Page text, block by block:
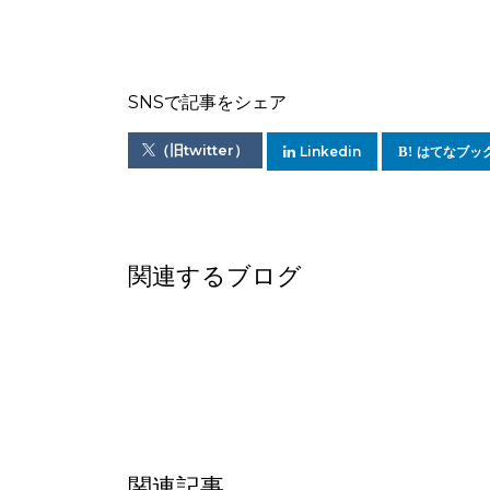
SNSで記事をシェア
（旧twitter） Linkedin はてなブッ
関連するブログ